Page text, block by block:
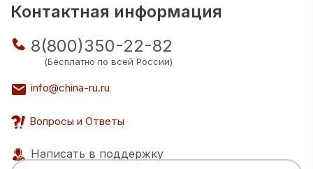
Контактная информация
8(800)350-22-82
(Бесплатно по всей России)
info@china-ru.ru
Вопросы и Ответы
Написать в поддержку